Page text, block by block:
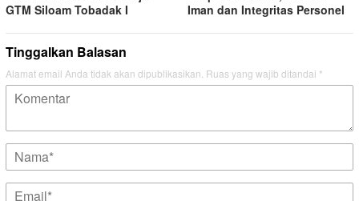
GTM Siloam Tobadak I
Iman dan Integritas Personel
Tinggalkan Balasan
Alamat email Anda tidak akan dipublikasikan. Ruas yang wajib ditandai *